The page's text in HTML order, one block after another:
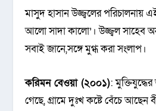
মাসুদ হাসান উজ্জ্বলের পরিচালনায়
আলো সাদা কালো’। উজ্জ্বল সাহেব
সবাই জানে,সঙ্গে মুগ্ধ করা সংলাপ।
করিমন বেওয়া (২০০১):
গেছে, গ্রামে দুঃখ কষ্টে বেঁচে আছেন